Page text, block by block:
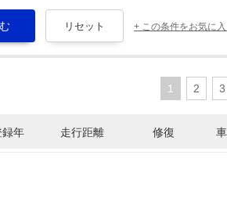
+ この条件をお気に
1 2 3
年 走行距離 修復